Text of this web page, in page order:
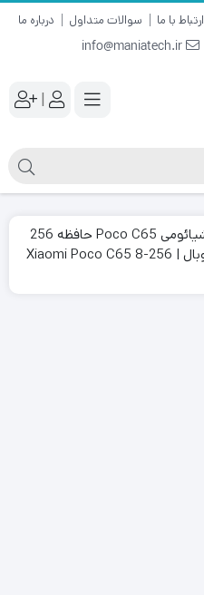
ارتباط با ما سوالات متداول درباره ما
info@maniatech.ir
|
موبایل شیائومی Poco C65 حافظه 256
گیگابایت رم 8 گیگابایت نسخه گلوبال | Xiaomi Poco C65 8-256